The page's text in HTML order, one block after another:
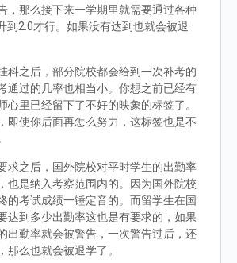
，那么接下来一学期里就需要通过各种
到2.0才行。如果没有达到也就会被退
科之后，部分院校都会给到一次补考的
通过的几率也相当小。你想之前已经有
心里已经留下了不好的映象的标签了。
即使你后面再怎么努力，这标签也是不
求之后，国外院校对平时学生的出勤率
也是纳入考察范围内的。因为国外院校
的考试成绩一锤定音的。而留学生在国
达到多少出勤率这也是有要求的，如果
出勤率就会被警告，一次警告过后，还
那么也就会被退学了。